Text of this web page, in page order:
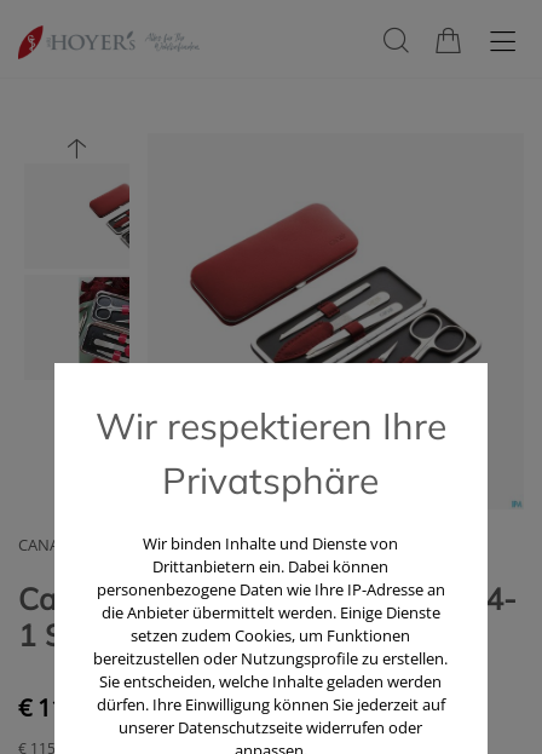
CANAL INSTRUMENTE GMBH & CO KG
Canal Buegeletui/5-teilig Rot 5374-
1 Stück
€ 115,00
€ 115,00
Wir respektieren Ihre
Privatsphäre
Wir binden Inhalte und Dienste von
Drittanbietern ein. Dabei können
personenbezogene Daten wie Ihre IP-Adresse an
die Anbieter übermittelt werden. Einige Dienste
setzen zudem Cookies, um Funktionen
bereitzustellen oder Nutzungsprofile zu erstellen.
Sie entscheiden, welche Inhalte geladen werden
dürfen. Ihre Einwilligung können Sie jederzeit auf
unserer Datenschutzseite widerrufen oder